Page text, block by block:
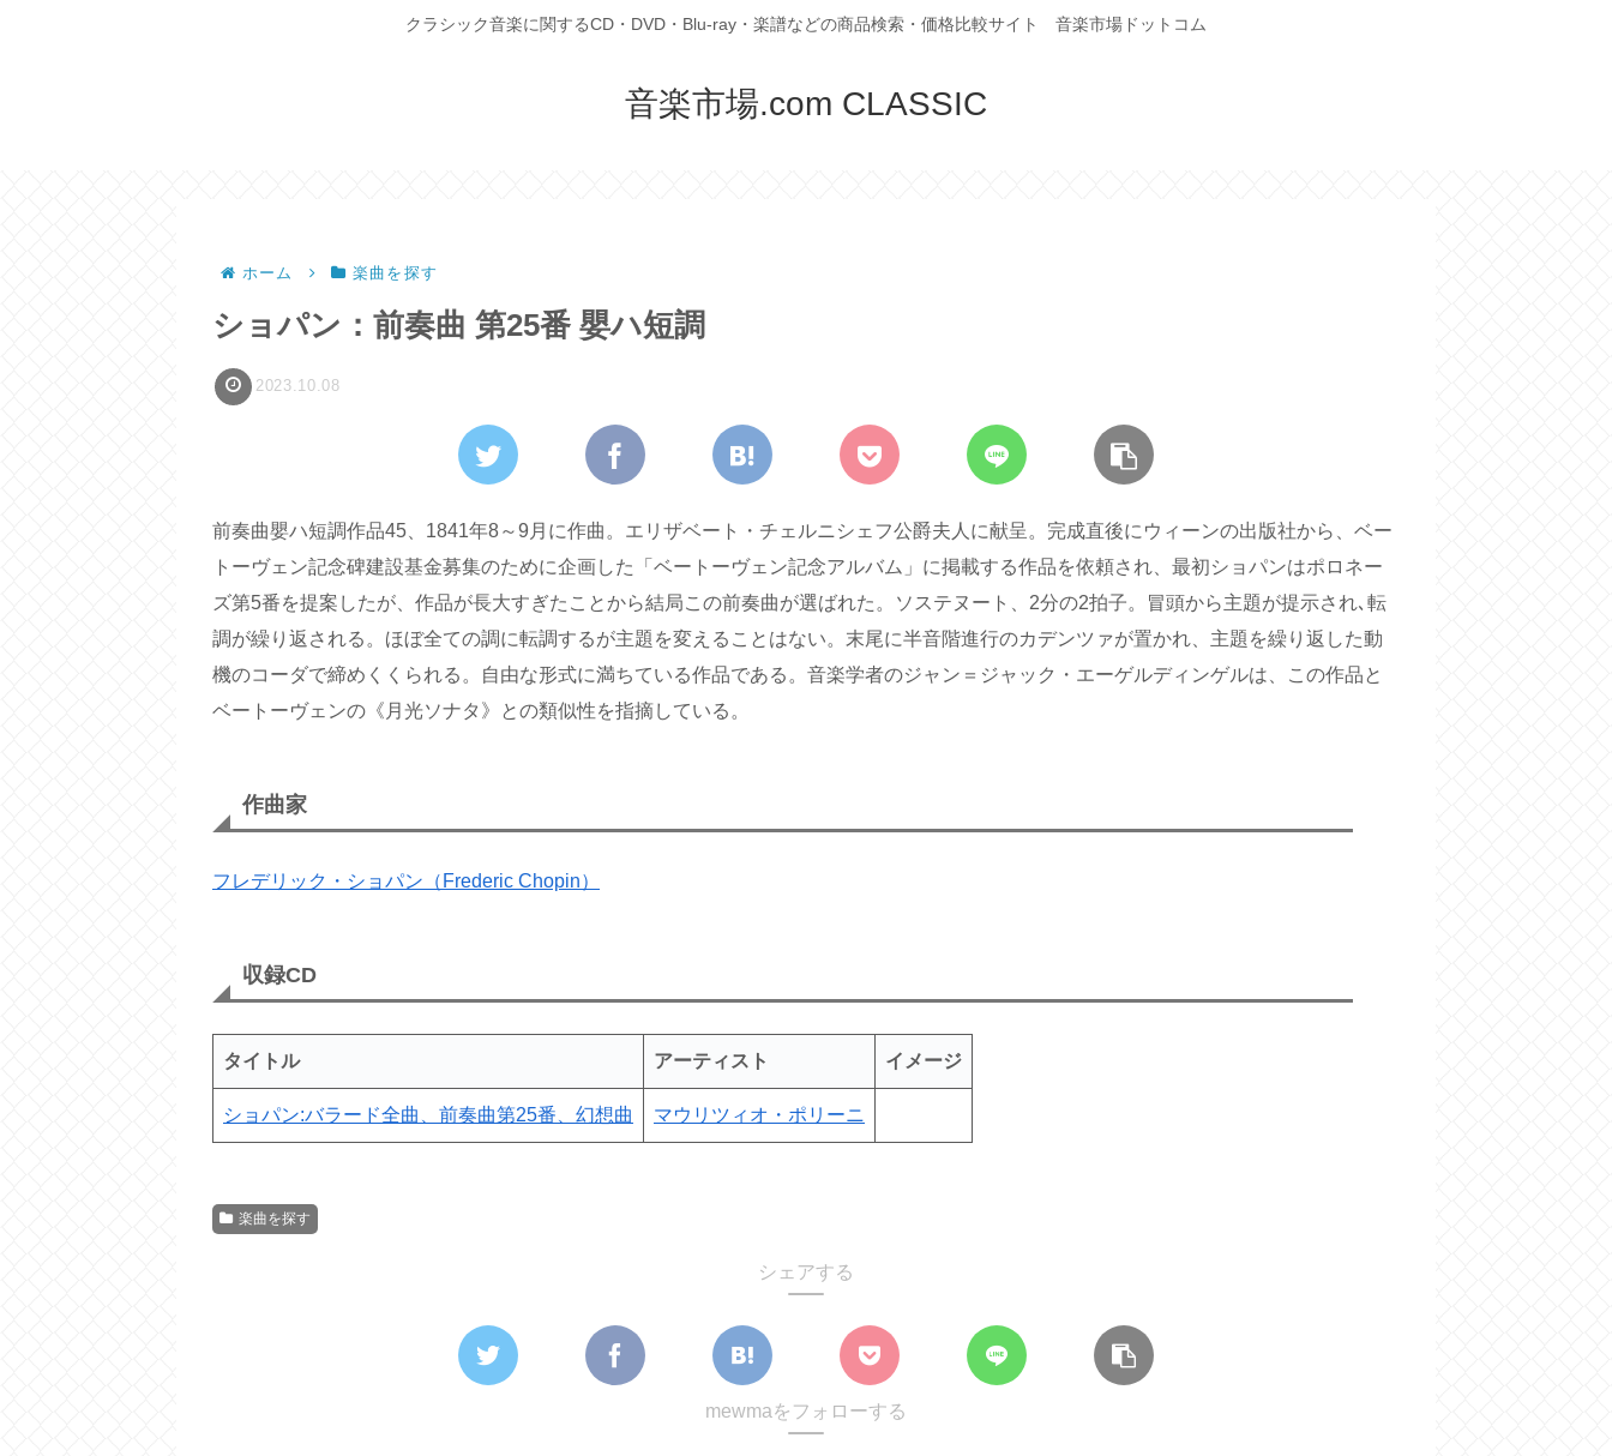
クラシック音楽に関するCD・DVD・Blu-ray・楽譜などの商品検索・価格比較サイト 音楽市場ドットコム
音楽市場.com CLASSIC
ホーム 楽曲を探す
ショパン：前奏曲 第25番 嬰ハ短調
2023.10.08
前奏曲嬰ハ短調作品45、1841年8～9月に作曲。エリザベート・チェルニシェフ公爵夫人に献呈。完成直後にウィーンの出版社から、ベー
トーヴェン記念碑建設基金募集のために企画した「ベートーヴェン記念アルバム」に掲載する作品を依頼され、最初ショパンはポロネー
ズ第5番を提案したが、作品が長大すぎたことから結局この前奏曲が選ばれた。ソステヌート、2分の2拍子。冒頭から主題が提示され､転
調が繰り返される。ほぼ全ての調に転調するが主題を変えることはない。末尾に半音階進行のカデンツァが置かれ、主題を繰り返した動
機のコーダで締めくくられる。自由な形式に満ちている作品である。音楽学者のジャン＝ジャック・エーゲルディンゲルは、この作品と
ベートーヴェンの《月光ソナタ》との類似性を指摘している。
作曲家
フレデリック・ショパン（Frederic Chopin）
収録CD
タイトル アーティスト イメージ
ショパン:バラード全曲、前奏曲第25番、幻想曲 マウリツィオ・ポリーニ
楽曲を探す
シェアする
mewmaをフォローする